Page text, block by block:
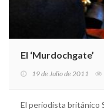
El ‘Murdochgate’
19 de Julio de 2011
El periodista británico